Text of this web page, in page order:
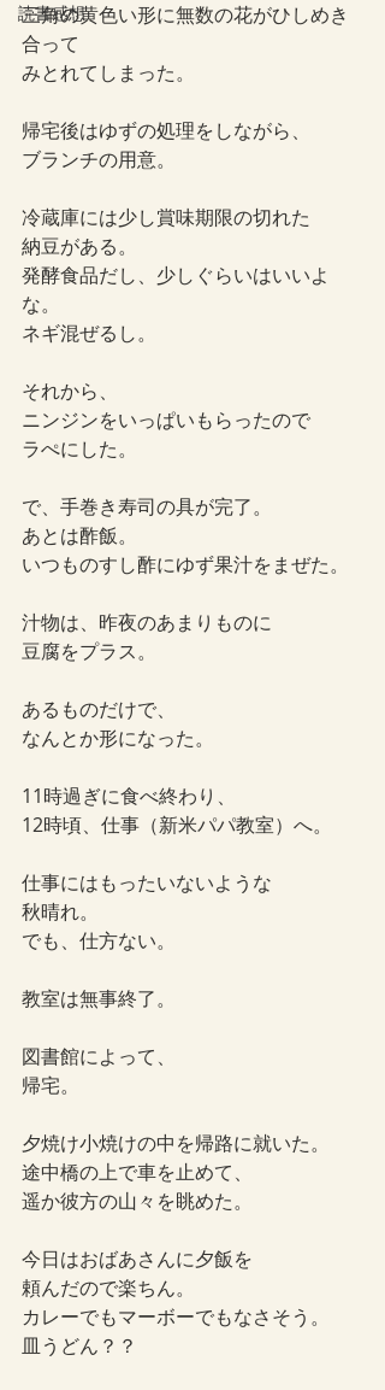
読書感想
三角の黄色い形に無数の花がひしめき
合って
みとれてしまった。
帰宅後はゆずの処理をしながら、
ブランチの用意。
冷蔵庫には少し賞味期限の切れた
納豆がある。
発酵食品だし、少しぐらいはいいよ
な。
ネギ混ぜるし。
それから、
ニンジンをいっぱいもらったので
ラぺにした。
で、手巻き寿司の具が完了。
あとは酢飯。
いつものすし酢にゆず果汁をまぜた。
汁物は、昨夜のあまりものに
豆腐をプラス。
あるものだけで、
なんとか形になった。
11時過ぎに食べ終わり、
12時頃、仕事（新米パパ教室）へ。
仕事にはもったいないような
秋晴れ。
でも、仕方ない。
教室は無事終了。
図書館によって、
帰宅。
夕焼け小焼けの中を帰路に就いた。
途中橋の上で車を止めて、
遥か彼方の山々を眺めた。
今日はおばあさんに夕飯を
頼んだので楽ちん。
カレーでもマーボーでもなさそう。
皿うどん？？